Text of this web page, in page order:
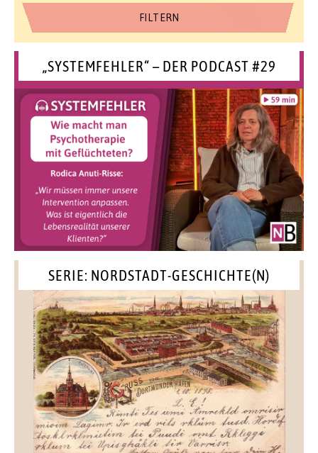
„SYSTEMFEHLER“ – DER PODCAST #29
SERIE: NORDSTADT-GESCHICHTE(N)